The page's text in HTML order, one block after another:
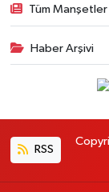
Tüm Manşetler
Haber Arşivi
RSS